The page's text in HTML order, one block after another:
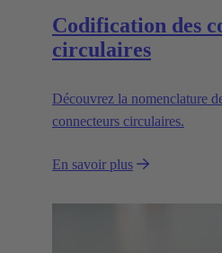
Codification des
circulaires
Découvrez la nomenclature
connecteurs circulaires.
En savoir plus